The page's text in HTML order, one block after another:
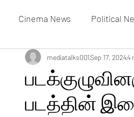
Cinema News Political
Movies Gallery Actress Gallery
Tv newsபடத்தின்
mediatalks001Sep 17, 20244